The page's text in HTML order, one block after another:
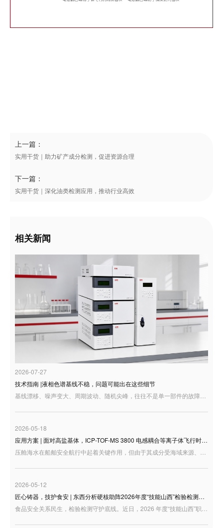
上一篇：
实用干货｜助力矿产成分检测，促进资源合理
下一篇：
实用干货｜深化油类检测应用，推动行业高效
相关新闻
2026-07-27
技术指南 |液相色谱基线不稳，问题可能出在这些细节
2026-05-18
应用方案 | 面对高盐基体，ICP-TOF-MS 3800 电感耦合等离子体飞行时间质谱仪 如何高效检测压舱海水元素？
2026-05-12
匠心铸器，技护食安 | 东西分析硬核助阵2026年度“技能山西”检验检测职业技能大赛